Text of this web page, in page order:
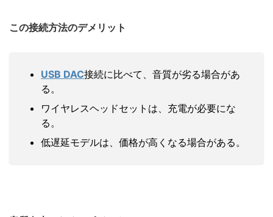
この接続方法のデメリット
USB DAC接続に比べて、音質が劣る場合があ
る。
ワイヤレスヘッドセットは、充電が必要にな
る。
低遅延モデルは、価格が高くなる場合がある。